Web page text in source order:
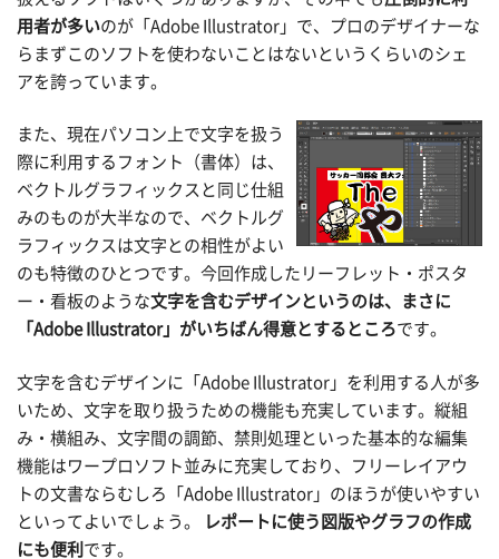
用者が多いのが「Adobe Illustrator」で、プロのデザイナーな
らまずこのソフトを使わないことはないというくらいのシェ
アを誇っています。
また、現在パソコン上で文字を扱う
際に利用するフォント（書体）は、
ベクトルグラフィックスと同じ仕組
みのものが大半なので、ベクトルグ
ラフィックスは文字との相性がよい
のも特徴のひとつです。今回作成したリーフレット・ポスタ
ー・看板のような文字を含むデザインというのは、まさに
「Adobe Illustrator」がいちばん得意とするところです。
文字を含むデザインに「Adobe Illustrator」を利用する人が多
いため、文字を取り扱うための機能も充実しています。縦組
み・横組み、文字間の調節、禁則処理といった基本的な編集
機能はワープロソフト並みに充実しており、フリーレイアウ
トの文書ならむしろ「Adobe Illustrator」のほうが使いやすい
といってよいでしょう。
レポートに使う図版やグラフの作成
にも便利 です。